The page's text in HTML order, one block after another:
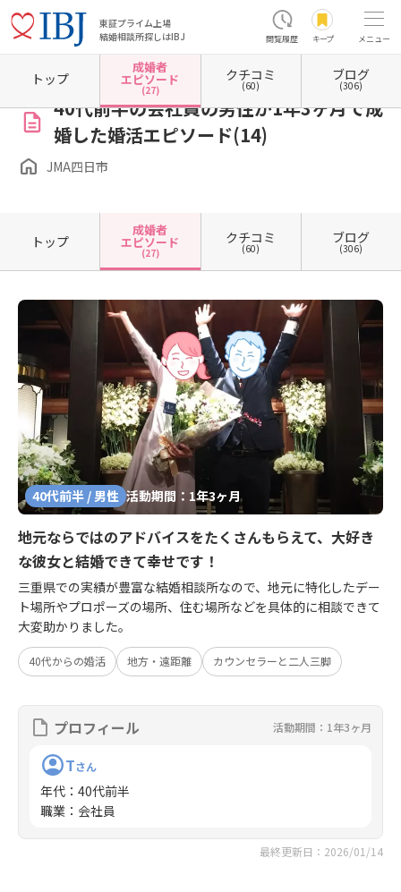
東証プライム上場
結婚相談所探しはIBJ
閲覧履歴 キープ メニュー
ホーム 三重県の結婚相談所 三重県四日市市 JMA四日市 成婚者エピソード一覧
40代前半の会社員の男性が1年3ヶ月で成
婚した婚活エピソード(14)
JMA四日市
トップ
成婚者
エピソード
(27)
クチコミ
(60)
ブログ
(306)
トップ
成婚者
エピソード
(27)
クチコミ
(60)
ブログ
(306)
40代前半 / 男性 活動期間：1年3ヶ月
地元ならではのアドバイスをたくさんもらえて、大好き
な彼女と結婚できて幸せです！
三重県での実績が豊富な結婚相談所なので、地元に特化したデー
ト場所やプロポーズの場所、住む場所などを具体的に相談できて
大変助かりました。
40代からの婚活 地方・遠距離 カウンセラーと二人三脚
プロフィール 活動期間：1年3ヶ月
Tさん
年代 ： 40代前半
職業 ： 会社員
最終更新日：2026/01/14